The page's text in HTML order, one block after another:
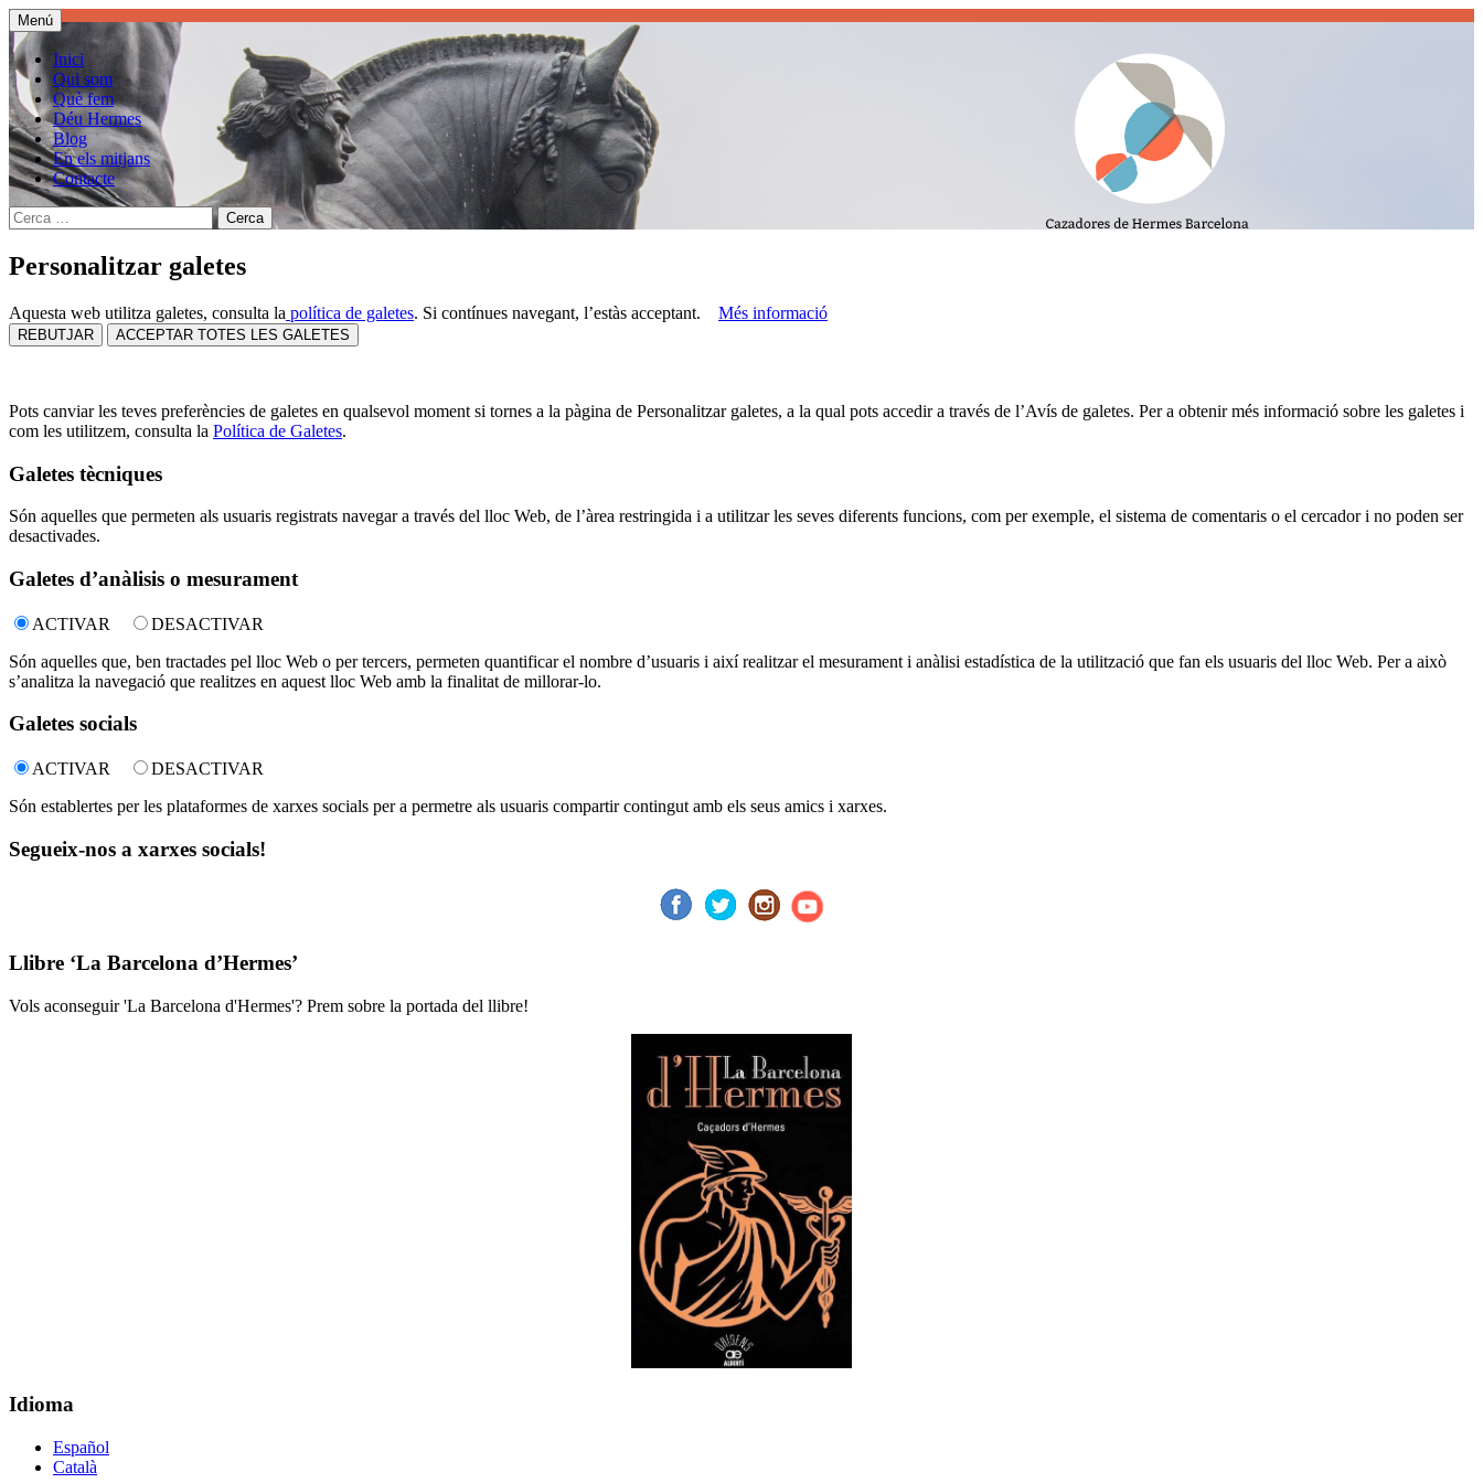
Caçadors d'Hermes Barcelona
Descobrim la història de Barcelona seguint les representacions del déu Hermes per la ciutat. Realitzem passejos guiats i
conferències.
Menú Vés
al
contingut
Inici
Qui som
Què fem
Déu Hermes
Blog
En els mitjans
Contacte
Cerca:
Personalitzar galetes
Aquesta web utilitza galetes, consulta la política de galetes. Si contínues navegant, l’estàs acceptant. Més informació
REBUTJAR ACCEPTAR TOTES LES GALETES
Pots canviar les teves preferències de galetes en qualsevol moment si tornes a la pàgina de Personalitzar galetes, a la qual pots accedir a través de l’Avís de galetes. Per a obtenir més informació sobre les galetes i
com les utilitzem, consulta la Política de Galetes.
Galetes tècniques
Són aquelles que permeten als usuaris registrats navegar a través del lloc Web, de l’àrea restringida i a utilitzar les seves diferents funcions, com per exemple, el sistema de comentaris o el cercador i no poden ser
desactivades.
Galetes d’anàlisis o mesurament
ACTIVAR
DESACTIVAR
Són aquelles que, ben tractades pel lloc Web o per tercers, permeten quantificar el nombre d’usuaris i així realitzar el mesurament i anàlisi estadística de la utilització que fan els usuaris del lloc Web. Per a això
s’analitza la navegació que realitzes en aquest lloc Web amb la finalitat de millorar-lo.
Galetes socials
ACTIVAR
DESACTIVAR
Són establertes per les plataformes de xarxes socials per a permetre als usuaris compartir contingut amb els seus amics i xarxes.
Segueix-nos a xarxes socials!
Llibre ‘La Barcelona d’Hermes’
Vols aconseguir 'La Barcelona d'Hermes'? Prem sobre la portada del llibre!
Idioma
Español
Català